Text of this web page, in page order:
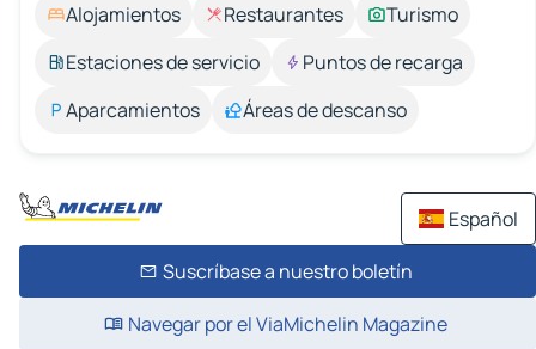
Alojamientos Restaurantes
Turismo
Estaciones de servicio
Puntos de recarga
Aparcamientos
Áreas de descanso
Español
Suscríbase a nuestro boletín
Navegar por el ViaMichelin Magazine